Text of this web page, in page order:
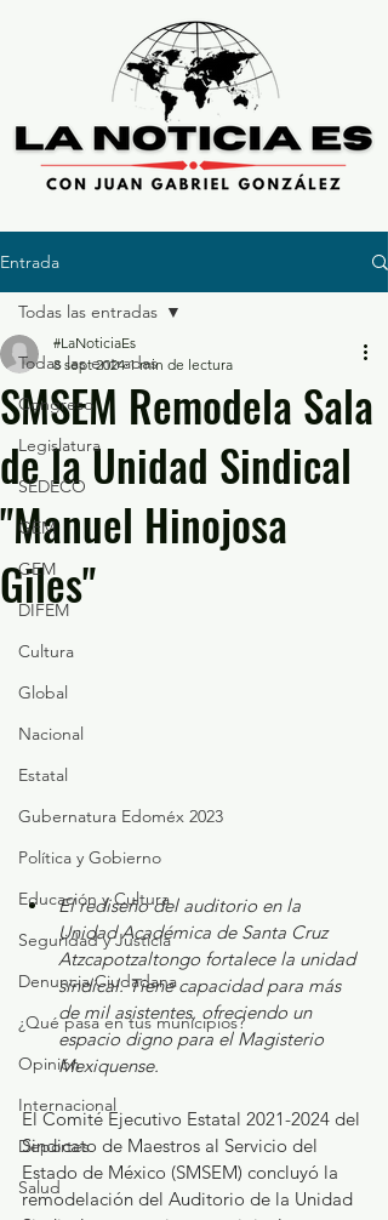
Entrada
Todas las entradas
Congreso
Legislatura
SEDECO
GEM
GEM
DIFEM
Cultura
Global
Nacional
Estatal
Gubernatura Edoméx 2023
Política y Gobierno
Educación y Cultura
Seguridad y Justicia
Denuncia Ciudadana
¿Qué pasa en tus municipios?
Opinión
Internacional
Deportes
Salud
Todas las entradas
SMSEM Remodela Sala
de la Unidad Sindical
"Manuel Hinojosa
Giles"
#LaNoticiaEs
8 sept 2024 1 min de lectura
El rediseño del auditorio en la
Unidad Académica de Santa Cruz
Atzcapotzaltongo fortalece la unidad
sindical. Tiene capacidad para más
de mil asistentes, ofreciendo un
espacio digno para el Magisterio
Mexiquense.
El Comité Ejecutivo Estatal 2021-2024 del
Sindicato de Maestros al Servicio del
Estado de México (SMSEM) concluyó la
remodelación del Auditorio de la Unidad